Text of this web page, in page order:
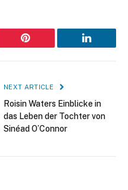
Pinterest LinkedIn
NEXT ARTICLE
Roisin Waters Einblicke in
das Leben der Tochter von
Sinéad O’Connor